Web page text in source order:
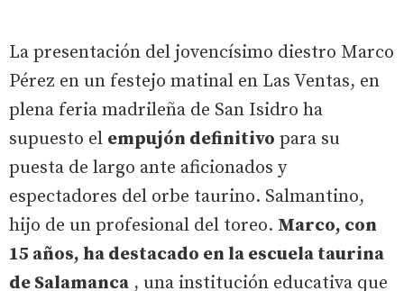
La presentación del jovencísimo diestro Marco
Pérez en un festejo matinal en Las Ventas, en
plena feria madrileña de San Isidro ha
supuesto el empujón definitivo para su
puesta de largo ante aficionados y
espectadores del orbe taurino. Salmantino,
hijo de un profesional del toreo. Marco, con
15 años, ha destacado en la escuela taurina
de Salamanca , una institución educativa que